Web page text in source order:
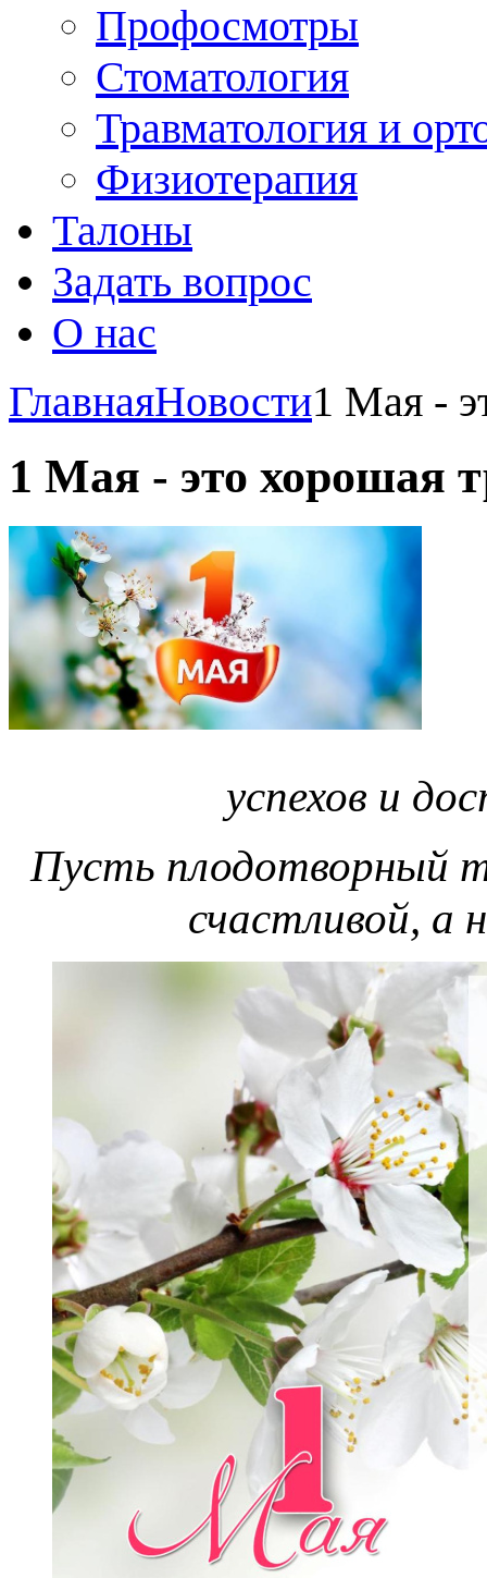
Профосмотры
Стоматология
Травматология и
Физиотерапия
Талоны
Задать вопрос
О нас
ГлавнаяНовости1 Мая -
1 Мая - это хорошая
успехов и
Пусть плодотворный
счастливой, а